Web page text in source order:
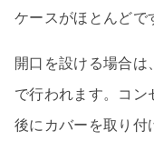
ケースがほとんどで
開口を設ける場合
で行われます。コン
後にカバーを取り付